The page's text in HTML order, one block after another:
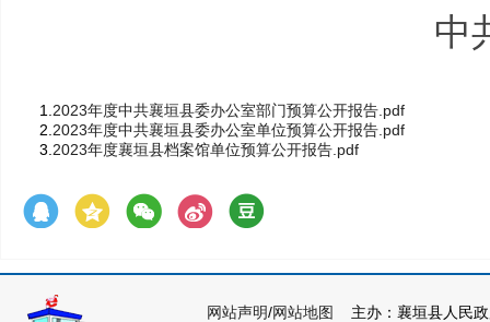
中
1. 2023年度中共襄垣县委办公室部门预算公开报告.pdf
2. 2023年度中共襄垣县委办公室单位预算公开报告.pdf
3. 2023年度襄垣县档案馆单位预算公开报告.pdf
网站声明/网站地图
主办：襄垣县人民